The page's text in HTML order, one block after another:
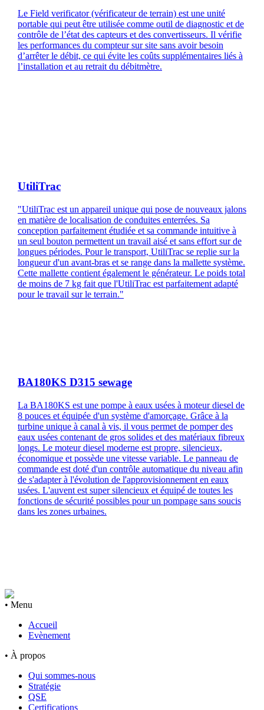
Le Field verificator (vérificateur de terrain) est une unité
portable qui peut être utilisée comme outil de diagnostic et de
contrôle de l’état des capteurs et des convertisseurs. Il vérifie
les performances du compteur sur site sans avoir besoin
d’arrêter le débit, ce qui évite les coûts supplémentaires liés à
l’installation et au retrait du débitmètre.
UtiliTrac
"UtiliTrac est un appareil unique qui pose de nouveaux jalons
en matière de localisation de conduites enterrées. Sa
conception parfaitement étudiée et sa commande intuitive à
un seul bouton permettent un travail aisé et sans effort sur de
longues périodes. Pour le transport, UtiliTrac se replie sur la
longueur d'un avant-bras et se range dans la mallette système.
Cette mallette contient également le générateur. Le poids total
de moins de 7 kg fait que l'UtiliTrac est parfaitement adapté
pour le travail sur le terrain."
BA180KS D315 sewage
La BA180KS est une pompe à eaux usées à moteur diesel de
8 pouces et équipée d'un système d'amorçage. Grâce à la
turbine unique à canal à vis, il vous permet de pomper des
eaux usées contenant de gros solides et des matériaux fibreux
longs. Le moteur diesel moderne est propre, silencieux,
économique et possède une vitesse variable. Le panneau de
commande est doté d'un contrôle automatique du niveau afin
de s'adapter à l'évolution de l'approvisionnement en eaux
usées. L'auvent est super silencieux et équipé de toutes les
fonctions de sécurité possibles pour un pompage sans soucis
dans les zones urbaines.
• Menu
Accueil
Evènement
• À propos
Qui sommes-nous
Stratégie
QSE
Certifications